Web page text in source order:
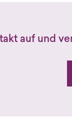
auf und